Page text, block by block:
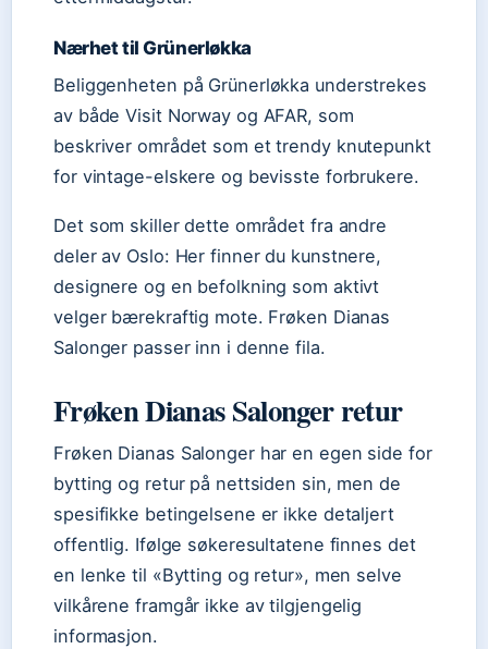
Nærhet til Grünerløkka
Beliggenheten på Grünerløkka understrekes
av både Visit Norway og AFAR, som
beskriver området som et trendy knutepunkt
for vintage-elskere og bevisste forbrukere.
Det som skiller dette området fra andre
deler av Oslo: Her finner du kunstnere,
designere og en befolkning som aktivt
velger bærekraftig mote. Frøken Dianas
Salonger passer inn i denne fila.
Frøken Dianas Salonger retur
Frøken Dianas Salonger har en egen side for
bytting og retur på nettsiden sin, men de
spesifikke betingelsene er ikke detaljert
offentlig. Ifølge søkeresultatene finnes det
en lenke til «Bytting og retur», men selve
vilkårene framgår ikke av tilgjengelig
informasjon.